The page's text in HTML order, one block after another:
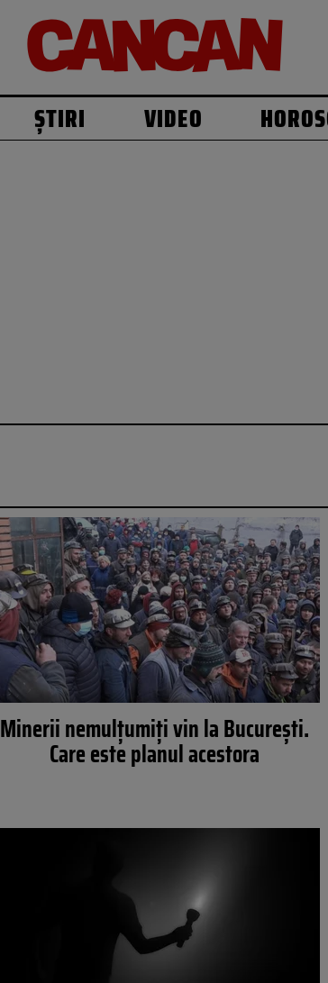
ȘTIRI VIDEO
Minerii nemulțumiți vin la București.
Care este planul acestora